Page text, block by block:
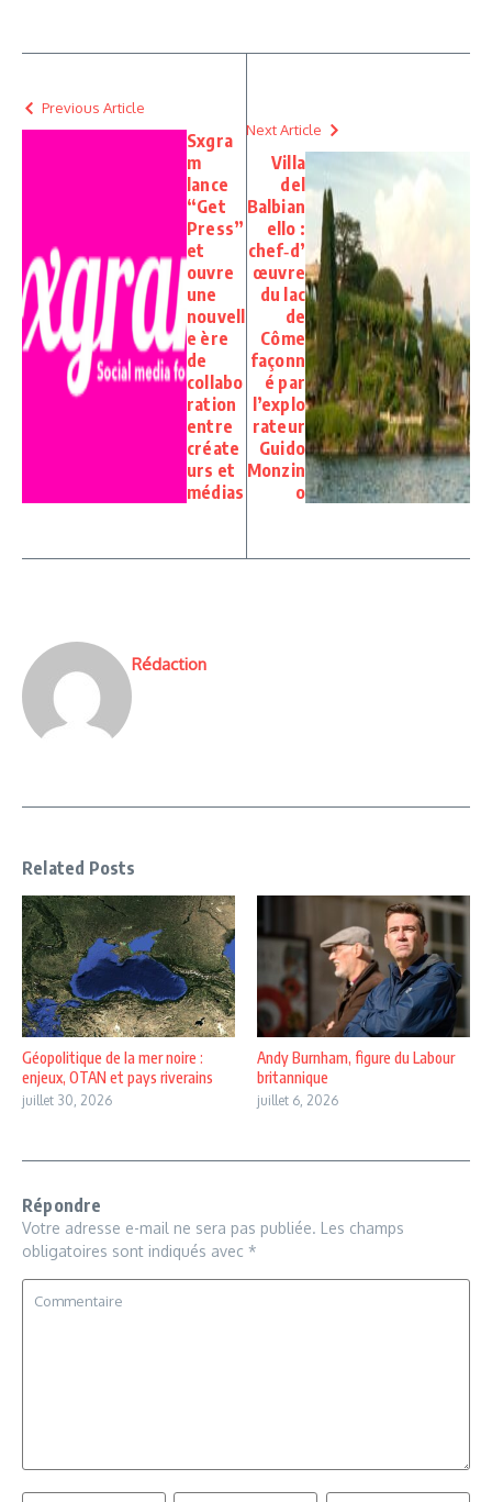
Previous Article
Sxgra
m
lance
“Get
Press”
et
ouvre
une
nouvell
e ère
de
collabo
ration
entre
créate
urs et
médias
Next Article
Villa
del
Balbian
ello :
chef‑d’
œuvre
du lac
de
Côme
façonn
é par
l’explo
rateur
Guido
Monzin
o
Rédaction
Related Posts
Géopolitique de la mer noire :
enjeux, OTAN et pays riverains
juillet 30, 2026
Andy Burnham, figure du Labour
britannique
juillet 6, 2026
Répondre
Votre adresse e-mail ne sera pas publiée. Les champs
obligatoires sont indiqués avec *